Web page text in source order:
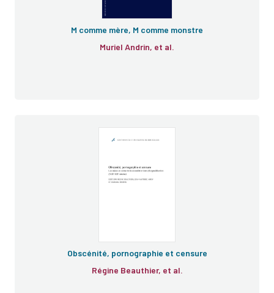
M comme mère, M comme monstre
Muriel Andrin, et al.
Obscénité, pornographie et censure
Régine Beauthier, et al.